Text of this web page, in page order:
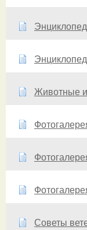
Животные
Советы